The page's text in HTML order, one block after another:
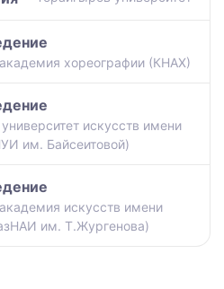
хореографии (КНАХ)
искусств имени
им. Байсеитовой)
искусств имени
им. Т.Жургенова)